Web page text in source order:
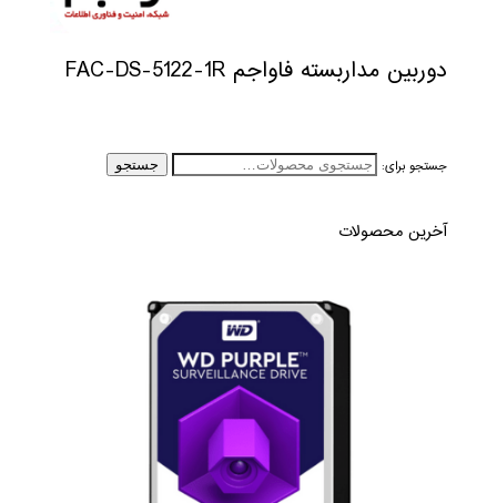
دوربین مداربسته فاواجم FAC-DS-5122-1R
جستجو برای: جستجو
آخرین محصولات